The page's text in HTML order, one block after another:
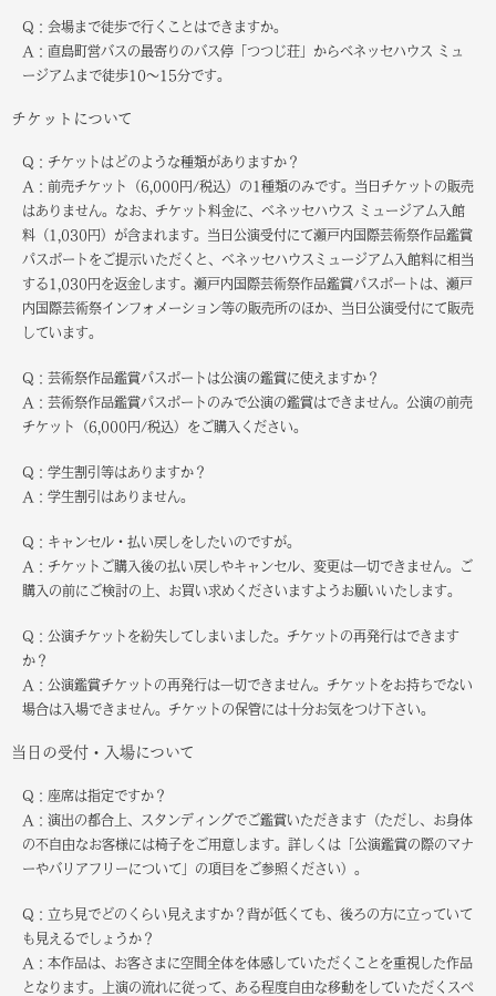
Q：会場まで徒歩で行くことはできますか。
A：直島町営バスの最寄りのバス停「つつじ荘」からベネッセハウス ミュ
ージアムまで徒歩10～15分です。
チケットについて
Q：チケットはどのような種類がありますか？
A：前売チケット（6,000円/税込）の1種類のみです。当日チケットの販売
はありません。なお、チケット料金に、ベネッセハウス ミュージアム入館
料（1,030円）が含まれます。当日公演受付にて瀬戸内国際芸術祭作品鑑賞
パスポートをご提示いただくと、ベネッセハウスミュージアム入館料に相当
する1,030円を返金します。瀬戸内国際芸術祭作品鑑賞パスポートは、瀬戸
内国際芸術祭インフォメーション等の販売所のほか、当日公演受付にて販売
しています。
Q：芸術祭作品鑑賞パスポートは公演の鑑賞に使えますか？
A：芸術祭作品鑑賞パスポートのみで公演の鑑賞はできません。公演の前売
チケット（6,000円/税込）をご購入ください。
Q：学生割引等はありますか？
A：学生割引はありません。
Q：キャンセル・払い戻しをしたいのですが。
A：チケットご購入後の払い戻しやキャンセル、変更は一切できません。ご
購入の前にご検討の上、お買い求めくださいますようお願いいたします。
Q：公演チケットを紛失してしまいました。チケットの再発行はできます
か？
A：公演鑑賞チケットの再発行は一切できません。チケットをお持ちでない
場合は入場できません。チケットの保管には十分お気をつけ下さい。
当日の受付・入場について
Q：座席は指定ですか？
A：演出の都合上、スタンディングでご鑑賞いただきます（ただし、お身体
の不自由なお客様には椅子をご用意します。詳しくは「公演鑑賞の際のマナ
ーやバリアフリーについて」の項目をご参照ください）。
Q：立ち見でどのくらい見えますか？背が低くても、後ろの方に立っていて
も見えるでしょうか？
A：本作品は、お客さまに空間全体を体感していただくことを重視した作品
となります。上演の流れに従って、ある程度自由な移動をしていただくスペ